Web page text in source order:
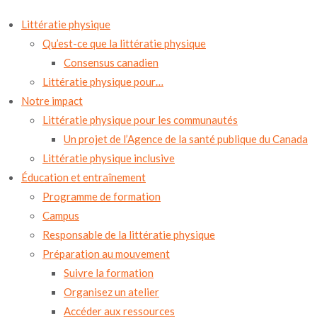
Littératie physique
Qu’est-ce que la littératie physique
Consensus canadien
Littératie physique pour…
Notre impact
Littératie physique pour les communautés
Un projet de l’Agence de la santé publique du Canada
Littératie physique inclusive
Éducation et entraînement
Programme de formation
Campus
Responsable de la littératie physique
Préparation au mouvement
Suivre la formation
Organisez un atelier
Accéder aux ressources